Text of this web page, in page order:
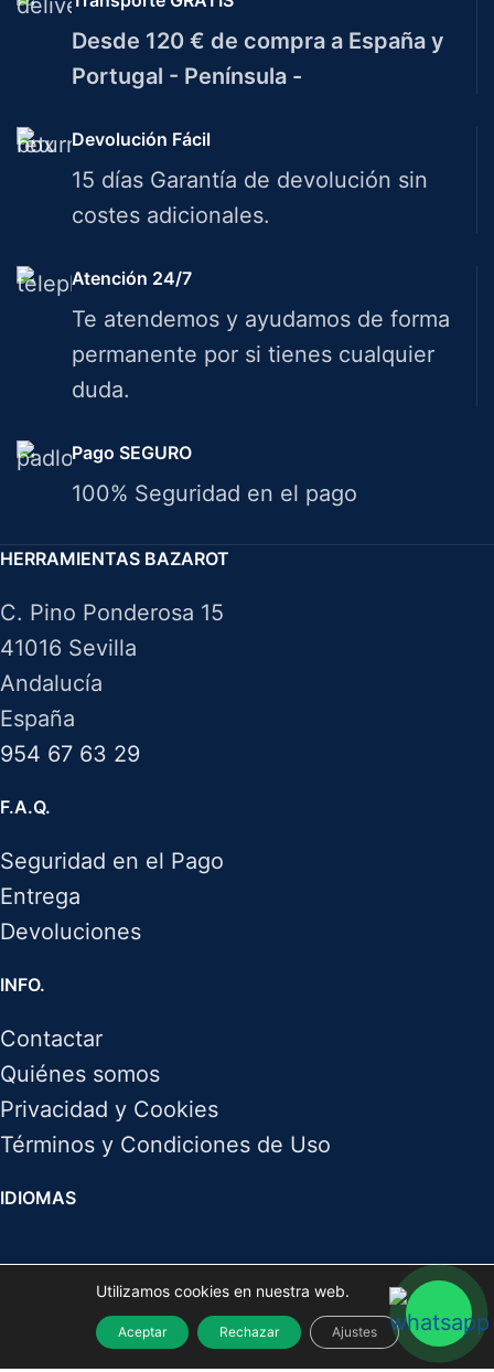
Desde 120 € de compra a España y
Portugal - Península -
Devolución Fácil
15 días Garantía de devolución sin
costes adicionales.
Atención 24/7
Te atendemos y ayudamos de forma
permanente por si tienes cualquier
duda.
Pago SEGURO
100% Seguridad en el pago
HERRAMIENTAS BAZAROT
C. Pino Ponderosa 15
41016 Sevilla
Andalucía
España
954 67 63 29
F.A.Q.
Seguridad en el Pago
Entrega
Devoluciones
INFO.
Contactar
Quiénes somos
Privacidad y Cookies
Términos y Condiciones de Uso
IDIOMAS
Utilizamos cookies en nuestra web.
Aceptar Rechazar Ajustes